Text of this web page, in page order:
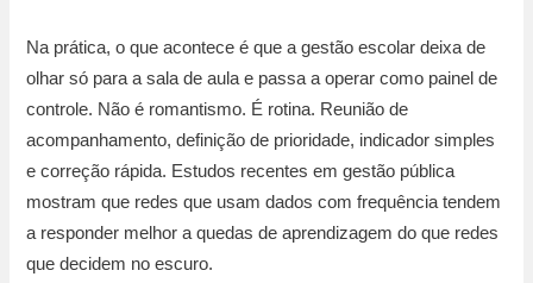
Na prática, o que acontece é que a gestão escolar deixa de
olhar só para a sala de aula e passa a operar como painel de
controle. Não é romantismo. É rotina. Reunião de
acompanhamento, definição de prioridade, indicador simples
e correção rápida. Estudos recentes em gestão pública
mostram que redes que usam dados com frequência tendem
a responder melhor a quedas de aprendizagem do que redes
que decidem no escuro.